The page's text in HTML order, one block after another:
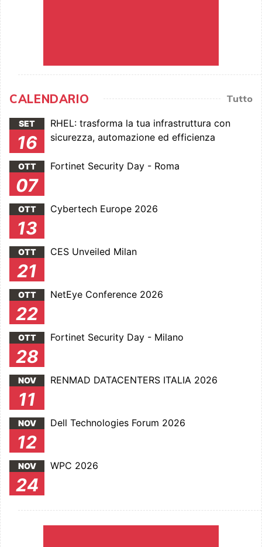
CALENDARIO Tutto
SET
16
RHEL: trasforma la tua infrastruttura con
sicurezza, automazione ed efficienza
OTT
07
Fortinet Security Day - Roma
OTT
13
Cybertech Europe 2026
OTT
21
CES Unveiled Milan
OTT
22
NetEye Conference 2026
OTT
28
Fortinet Security Day - Milano
NOV
11
RENMAD DATACENTERS ITALIA 2026
NOV
12
Dell Technologies Forum 2026
NOV
24
WPC 2026